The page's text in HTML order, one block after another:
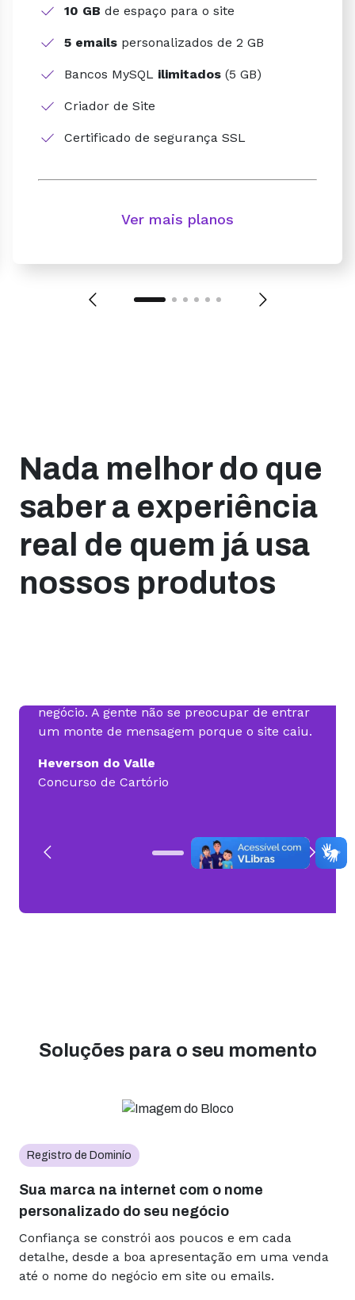
10 GB de espaço para o site
5 emails personalizados de 2 GB
Bancos MySQL ilimitados (5 GB)
Criador de Site
Certificado de segurança SSL
Ver mais planos
Nada melhor do que
saber a experiência
real de quem já usa
nossos produtos
negócio. A gente não se preocupar de entrar
um monte de mensagem porque o site caiu.
Heverson do Valle
Concurso de Cartório
Soluções para o seu momento
Registro de Dominío
Sua marca na internet com o nome
personalizado do seu negócio
Confiança se constrói aos poucos e em cada
detalhe, desde a boa apresentação em uma venda
até o nome do negócio em site ou emails.